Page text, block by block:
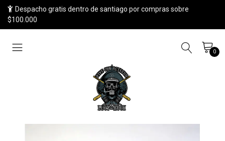
Despacho gratis dentro de santiago por compras sobre
$100.000
0